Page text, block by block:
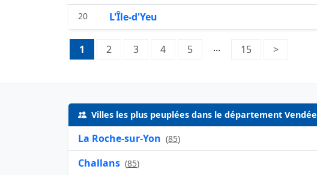
20 L'Île-d'Yeu
Pagination:
1 Page 1
2 Page 2
3 Page 3
4 Page 4
5 Page 5
... 15 Page 15
>
Villes les plus peuplées dans le département Vendée
La Roche-sur-Yon (85)
Challans (85)